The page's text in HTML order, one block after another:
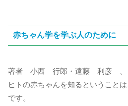
赤ちゃん学を学ぶ人のために
著者 小西 行郎・遠藤 利彦
ヒトの赤ちゃんを知るということ
です。